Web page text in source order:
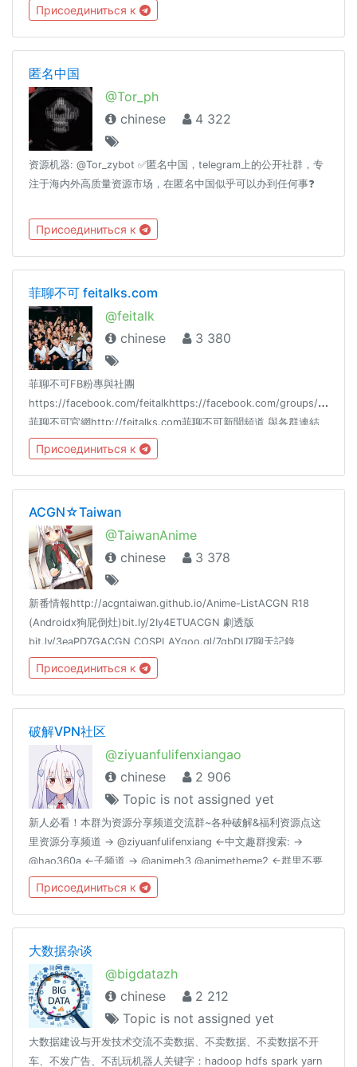
https://hackmd.io/s/B1EXFDtxZ
Присоединиться к
匿名中国
@Tor_ph
chinese
4 322
资源机器: @Tor_zybot ✅匿名中国，telegram上的公开社群，专
注于海内外高质量资源市场，在匿名中国似乎可以办到任何事❓
Присоединиться к
菲聊不可 feitalks.com
@feitalk
chinese
3 380
菲聊不可FB粉專與社團
https://facebook.com/feitalkhttps://facebook.com/groups/feitalk/
菲聊不可官網http://feitalks.com菲聊不可新聞頻道 與各群連結
https://t.me/feitalkchannel也可以分享本群連結給朋友們加入的
https://t.me/feitalk禁 政治 色情 侮辱 鬥爭 槍 毒品 等違法討論
所有群組連結https://reurl.cc/yZrLVO
Присоединиться к
ACGN☆Taiwan
@TaiwanAnime
chinese
3 378
新番情報http://acgntaiwan.github.io/Anime-ListACGN R18
(Androidx狗屁倒灶)bit.ly/2Iy4ETUACGN 劇透版
bit.ly/3eaPD7GACGN COSPLAYgoo.gl/7gbDU7聊天記錄
goo.gl/jr036F對話統計goo.gl/fjlTSo花園推播 @dmhyrss
Присоединиться к
破解VPN社区
@ziyuanfulifenxiangao
chinese
2 906
Topic is not assigned yet
新人必看！本群为资源分享频道交流群~各种破解&福利资源点这
里资源分享频道 → @ziyuanfulifenxiang ←中文趣群搜索: →
@hao360a ←子频道 → @animeh3 @animetheme2 ←群里不要
发政治言论哦,此为技术交流群（做新时代青年,社会主义接班人，
德治体美劳全面发展）#Groupregulation 群里不要发有关黄赌毒
的东西点击下载简体中文语言包~：
Присоединиться к
大数据杂谈
@bigdatazh
chinese
2 212
Topic is not assigned yet
大数据建设与开发技术交流不卖数据、不卖数据、不卖数据不开
车、不发广告、不乱玩机器人关键字：hadoop hdfs spark yarn